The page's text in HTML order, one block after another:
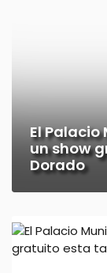
El
un show
Dorado